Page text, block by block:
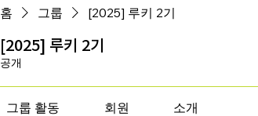
홈 그룹 [2025] 루키 2기
[2025] 루키 2기
공개
그룹 활동 회원 소개